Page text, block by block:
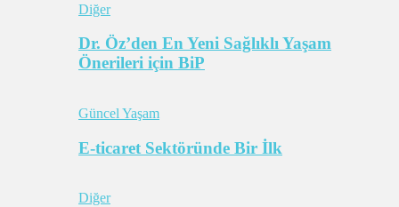
Diğer
Dr. Öz’den En Yeni Sağlıklı Yaşam
Önerileri için BiP
Güncel Yaşam
E-ticaret Sektöründe Bir İlk
Diğer